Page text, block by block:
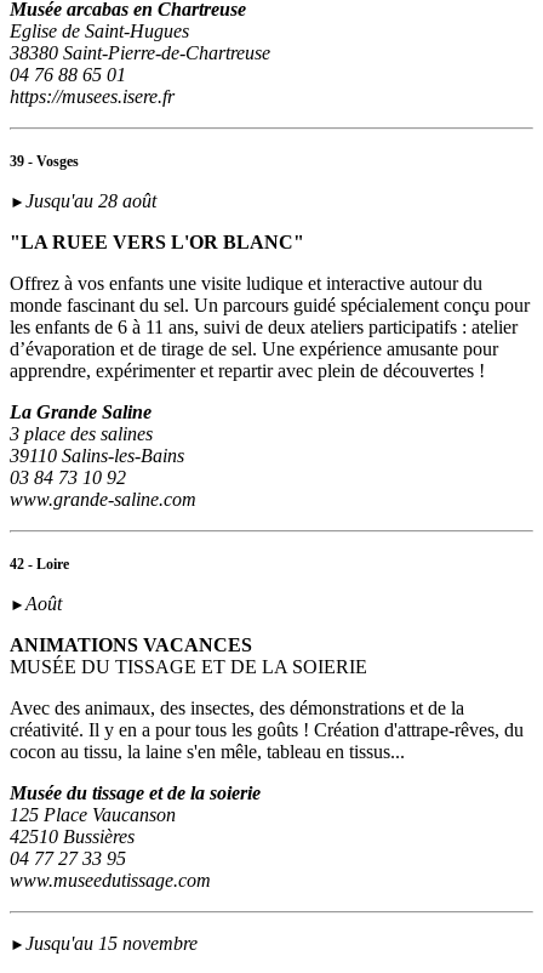
Musée arcabas en Chartreuse
Eglise de Saint-Hugues
38380 Saint-Pierre-de-Chartreuse
04 76 88 65 01
https://musees.isere.fr
39 - Vosges
► Jusqu'au 28 août
"LA RUEE VERS L'OR BLANC"
Offrez à vos enfants une visite ludique et interactive autour du
monde fascinant du sel. Un parcours guidé spécialement conçu pour
les enfants de 6 à 11 ans, suivi de deux ateliers participatifs : atelier
d’évaporation et de tirage de sel. Une expérience amusante pour
apprendre, expérimenter et repartir avec plein de découvertes !
La Grande Saline
3 place des salines
39110 Salins-les-Bains
03 84 73 10 92
www.grande-saline.com
42 - Loire
►Août
ANIMATIONS VACANCES
MUSÉE DU TISSAGE ET DE LA SOIERIE
Avec des animaux, des insectes, des démonstrations et de la
créativité. Il y en a pour tous les goûts ! Création d'attrape-rêves, du
cocon au tissu, la laine s'en mêle, tableau en tissus...
Musée du tissage et de la soierie
125 Place Vaucanson
42510 Bussières
04 77 27 33 95
www.museedutissage.com
► Jusqu'au 15 novembre